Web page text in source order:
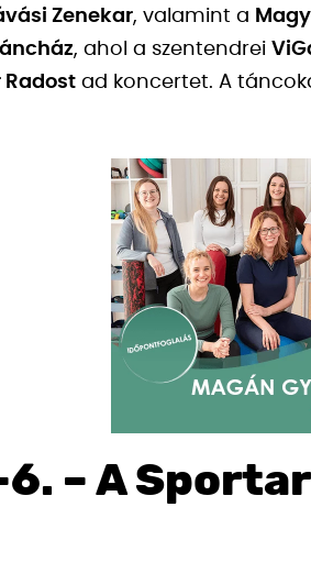
Zenekar, valamint a
, ahol a szentendrei
Radost ad koncertet. A
– A